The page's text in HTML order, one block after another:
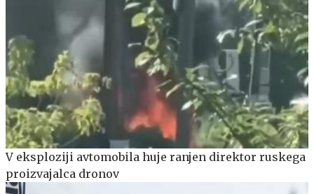
V eksploziji avtomobila huje ranjen direktor ruskega
proizvajalca dronov